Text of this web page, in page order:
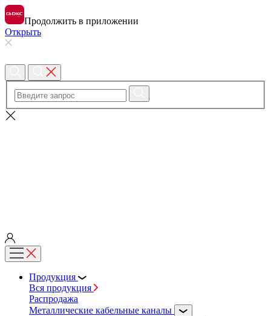
Продолжить в приложении
Открыть
Продукция
Вся продукция
Распродажа
Металлические кабельные каналы